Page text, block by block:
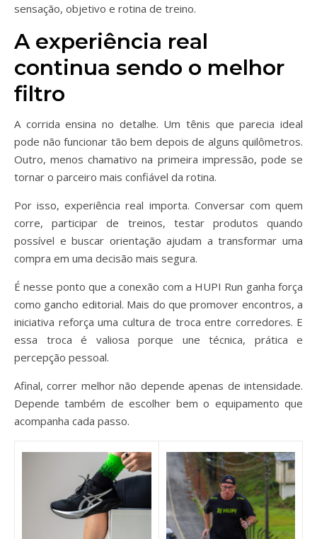
sensação, objetivo e rotina de treino.
A experiência real
continua sendo o melhor
filtro
A corrida ensina no detalhe. Um tênis que parecia ideal
pode não funcionar tão bem depois de alguns quilômetros.
Outro, menos chamativo na primeira impressão, pode se
tornar o parceiro mais confiável da rotina.
Por isso, experiência real importa. Conversar com quem
corre, participar de treinos, testar produtos quando
possível e buscar orientação ajudam a transformar uma
compra em uma decisão mais segura.
É nesse ponto que a conexão com a HUPI Run ganha força
como gancho editorial. Mais do que promover encontros, a
iniciativa reforça uma cultura de troca entre corredores. E
essa troca é valiosa porque une técnica, prática e
percepção pessoal.
Afinal, correr melhor não depende apenas de intensidade.
Depende também de escolher bem o equipamento que
acompanha cada passo.